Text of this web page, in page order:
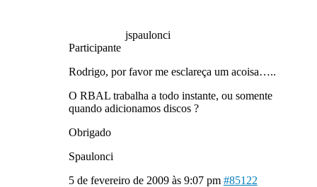
jspaulonci
Participante
Rodrigo, por favor me esclareça um acoisa…..
O RBAL trabalha a todo instante, ou somente
quando adicionamos discos ?
Obrigado
Spaulonci
5 de fevereiro de 2009 às 9:07 pm #85122